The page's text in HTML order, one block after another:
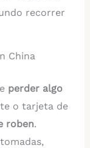
China
perder algo
o tarjeta de
roben.